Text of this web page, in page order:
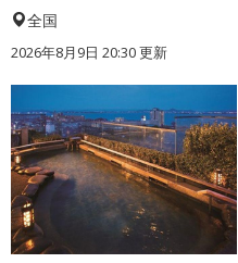
全国
2026年8月9日 20:30更新